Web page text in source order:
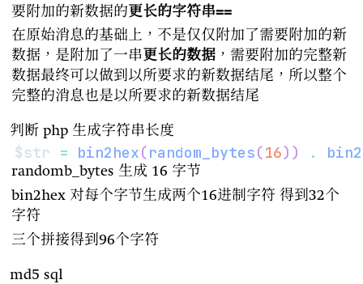
要附加的新数据的更长的字符串==
在原始消息的基础上，不是仅仅附加了需要附加的新
数据，是附加了一串更长的数据 ，需要附加的完整新
数据最终可以做到以所要求的新数据结尾，所以整个
完整的消息也是以所要求的新数据结尾
判断 php 生成字符串长度
$str = bin2hex(random_bytes(16) ) .
randomb_bytes 生成 16 字节
bin2hex 对每个字节生成两个16进制字符 得到32个
字符
三个拼接得到96个字符
md5 sql